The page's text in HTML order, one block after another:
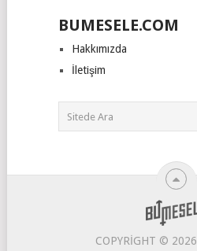
BUMESELE.COM
Hakkımızda
İletişim
COPYRIGHT © 2026